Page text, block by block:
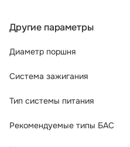
Другие параметры
Диаметр поршня
Система зажигания
Тип системы питания
Рекомендуемые типы БАС